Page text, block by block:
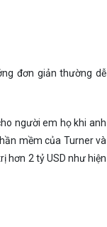
đơn giản thường dễ
người em họ khi anh
mềm của Turner và
hơn 2 tỷ USD như hiện